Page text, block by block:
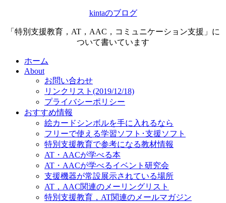
kintaのブログ
「特別支援教育，AT，AAC，コミュニケーション支援」に
ついて書いています
ホーム
About
お問い合わせ
リンクリスト(2019/12/18)
プライバシーポリシー
おすすめ情報
絵カードシンボルを手に入れるなら
フリーで使える学習ソフト･支援ソフト
特別支援教育で参考になる教材情報
AT・AACが学べる本
AT・AACが学べるイベント研究会
支援機器が常設展示されている場所
AT，AAC関連のメーリングリスト
特別支援教育，AT関連のメールマガジン